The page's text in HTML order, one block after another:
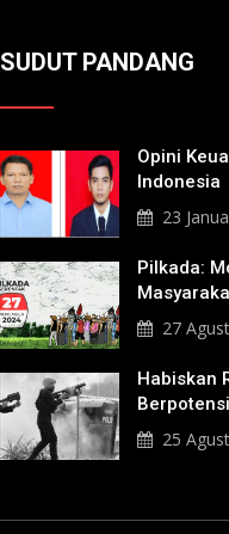
SUDUT PANDANG
Opini
Indonesia
23
Pilkada:
Agraria
27
Habiskan
Gas Air
25